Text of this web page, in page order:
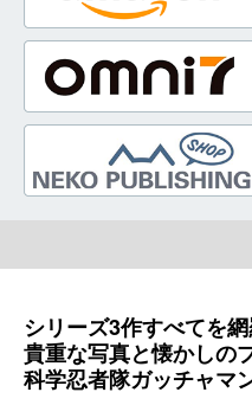
シリーズ3作すべてを網
貴重な写真と懐かしの
科学忍者隊ガッチャマ